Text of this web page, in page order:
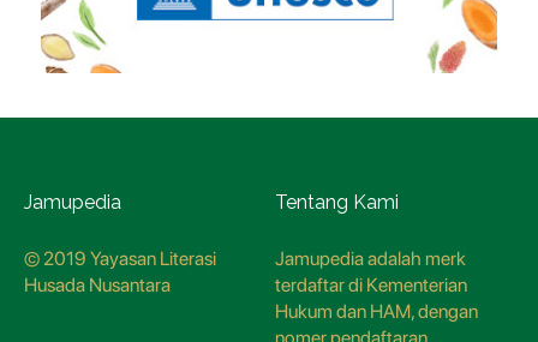
Jamupedia
© 2019 Yayasan Literasi
Husada Nusantara
Tentang Kami
Jamupedia adalah merk
terdaftar di Kementerian
Hukum dan HAM, dengan